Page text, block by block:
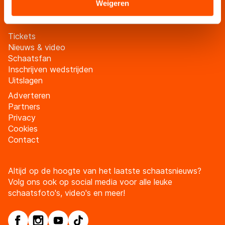
Sommige partners kunnen gegevens doorgeven aan
landen buiten de EU, zoals de VS, waar mogelijk geen
adequaat beschermingsniveau geldt volgens de GDPR.
Door op ‘Toestaan’ te klikken, stemt u in met deze
overdracht. Meer informatie vindt u in ons
Weigeren
Tickets
Nieuws & video
Schaatsfan
Inschrijven wedstrijden
Uitslagen
Adverteren
Partners
Privacy
Cookies
Contact
Altijd op de hoogte van het laatste schaatsnieuws?
Volg ons ook op social media voor alle leuke
schaatsfoto's, video's en meer!